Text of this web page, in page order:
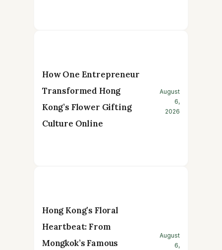
How One Entrepreneur
Transformed Hong
Kong’s Flower Gifting
Culture Online
August
6,
2026
Hong Kong’s Floral
Heartbeat: From
Mongkok’s Famous
August
6,